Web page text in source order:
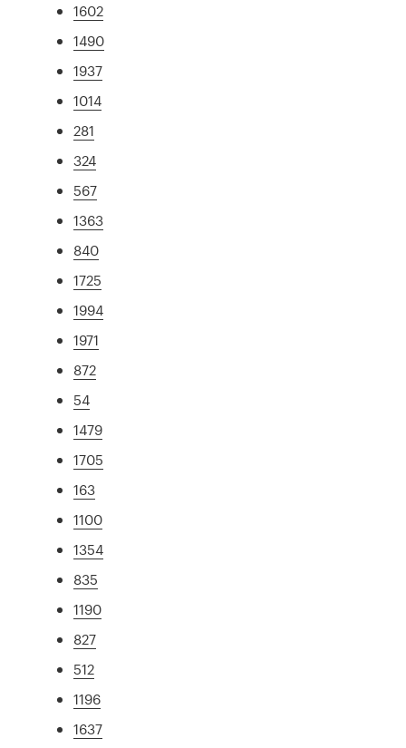
1602
1490
1937
1014
281
324
567
1363
840
1725
1994
1971
872
54
1479
1705
163
1100
1354
835
1190
827
512
1196
1637